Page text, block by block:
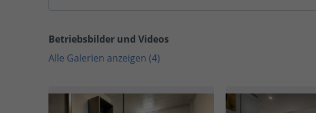
Betriebsbilder und Videos
Alle Galerien anzeigen (4)